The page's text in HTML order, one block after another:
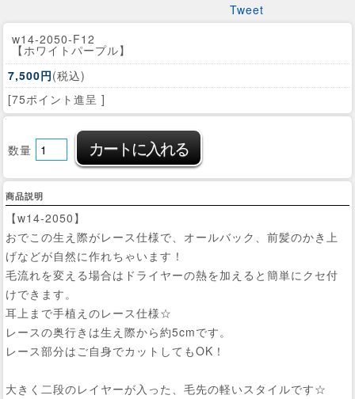
Tweet
w14-2050-F12
【ホワイトパープル】
7,500円(税込)
[75ポイント進呈 ]
数量
商品説明
【w14-2050】
おでこの生え際がレース仕様で、オールバック、前髪のかき上
げなどが自然に作れちゃいます！
毛流れを変える場合はドライヤーの熱を加えると簡単にクセ付
けできます。
耳上まで手植えのレース仕様☆
レースの奥行きは生え際から約5cmです。
レース部分はご自身でカットしてもOK！
大きく二段のレイヤーが入った、毛先の軽いスタイルです☆